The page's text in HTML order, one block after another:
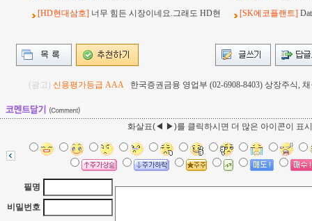
[HD현대삼호] 너무 힘든 시장이네요.그래도 HD현 [SK에코플랜트]
(광고) 신용평가등급 AAA 한국증권금융 영업부 (02-6908-8403) 상장주식,
화살표(◀ ▶)를 클릭하시면 더 많은 아이콘이 표
필명
비밀번호